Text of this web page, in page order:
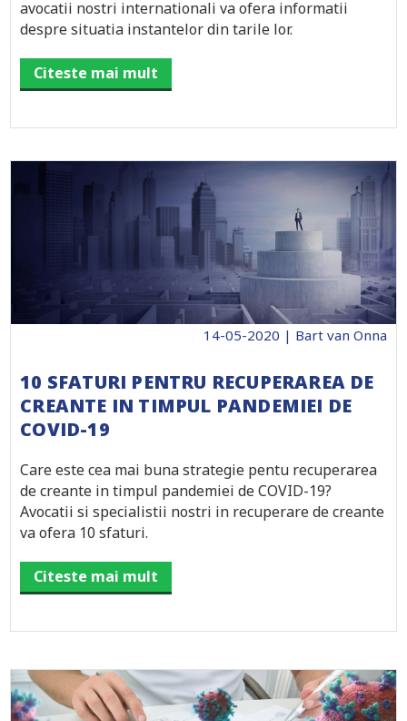
avocatii nostri internationali va ofera informatii
despre situatia instantelor din tarile lor.
Citeste mai mult
14-05-2020 | Bart van Onna
10 SFATURI PENTRU RECUPERAREA DE
CREANTE IN TIMPUL PANDEMIEI DE
COVID-19
Care este cea mai buna strategie pentu recuperarea
de creante in timpul pandemiei de COVID-19?
Avocatii si specialistii nostri in recuperare de creante
va ofera 10 sfaturi.
Citeste mai mult